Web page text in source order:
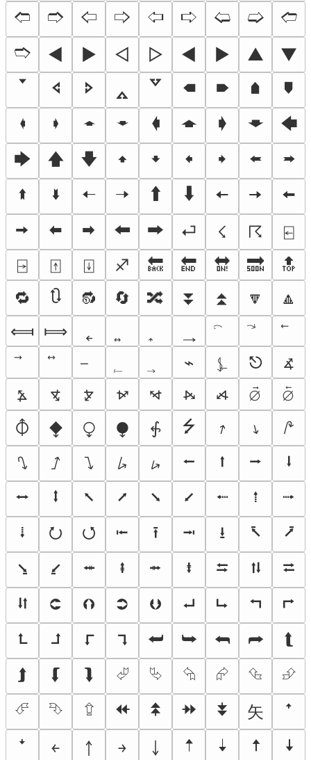
🢢 🢣 🢤 🢥 🢦 🢧 🢨 🢩
🢪
🢫
◄ ► ◅ ▻ ◀ ▶ ▲
▼
🢓
🢔 🢖 🢕 🢗 🠴 🠶 🠵
🠷
🠼
🠾 🠽 🠿 🡀 🡁 🡂 🡃
🡄
🡆
🡅 🡇 🠹 🠻 🠸 🠺 🢘
🢚
🢙
🢛 🠠 🠢 🠱 🠳 🠤 🠦
🠨
🠪
🠬 🠮 🠰 🠲 ⏎ ☇ ☈
⍇
⍈
⍐ ⍗ ♐ 🔙 🔚 🔛 🔜
🔝
🔁
🔃 🔂 🔄 🔀 ⏬ ⏫ 🔽
🔼
⟽ ⟾
˿
⌁
⍼ ⎋
⦨
⦩
⦪ ⦫ ⦬ ⦭ ⦮ ⦯ ⦳
⦴
⦽
⧪ ⧬ ⧭ ⨗ ⭍ ⭎ ⭏
⭚
⭛
⭜ ⭝ ⭞ ⭟ ⭠ ⭡ ⭢
⭣
⭤
⭥ ⭦ ⭧ ⭨ ⭩ ⭪ ⭫
⭬
⭭
⭮ ⭯ ⭰ ⭱ ⭲ ⭳ ⭶
⭷
⭸
⭹ ⭺ ⭻ ⭼ ⭽ ⮀ ⮁
⮂
⮃
⮈ ⮉ ⮊ ⮋ ⮠ ⮡ ⮢
⮣
⮤
⮥ ⮦ ⮧ ⮨ ⮩ ⮪ ⮫
⮬
⮭
⮮ ⮯ ⮰ ⮱ ⮲ ⮳ ⮴
⮵
⮶
⮷ ⮸ ⯬ ⯭ ⯮ ⯯ ⽮
ꜛ
ꜜ
￩ ￪ ￫ ￬ 🠡 🠣 🠥
🠧